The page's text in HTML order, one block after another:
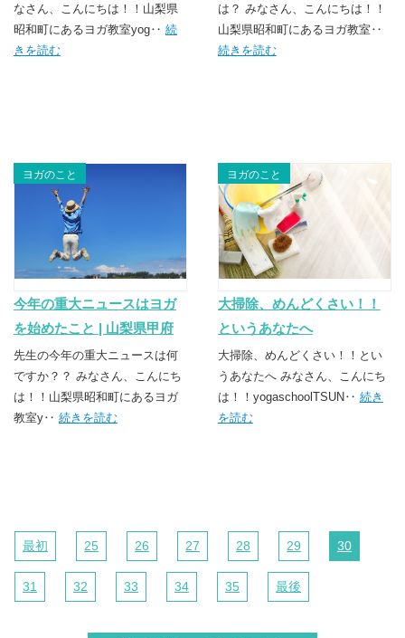
なさん、こんにちは！！山梨県
昭和町にあるヨガ教室yog‥ 続
きを読む
TSUNAGU（つなぐ）
は？ みなさん、こんにちは！！
山梨県昭和町にあるヨガ教室‥
続きを読む
ヨガのこと
今年の重大ニュースはヨガ
を始めたこと | 山梨県甲府
市・昭和町のヨガスクール
TSUNAGU（つなぐ）
先生の今年の重大ニュースは何
ですか？？ みなさん、こんにち
は！！山梨県昭和町にあるヨガ
教室y‥ 続きを読む
ヨガのこと
大掃除、めんどくさい！！
というあなたへ
大掃除、めんどくさい！！とい
うあなたへ みなさん、こんにち
は！！yogaschoolTSUN‥ 続き
を読む
最初 25 26 27 28 29 30
31 32 33 34 35 最後